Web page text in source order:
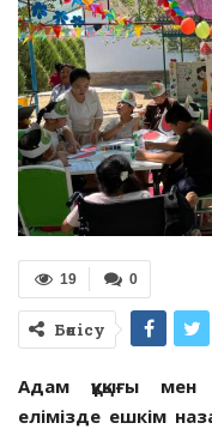
0
19
Бөлісу
Адам құқығы мен
елімізде ешкім